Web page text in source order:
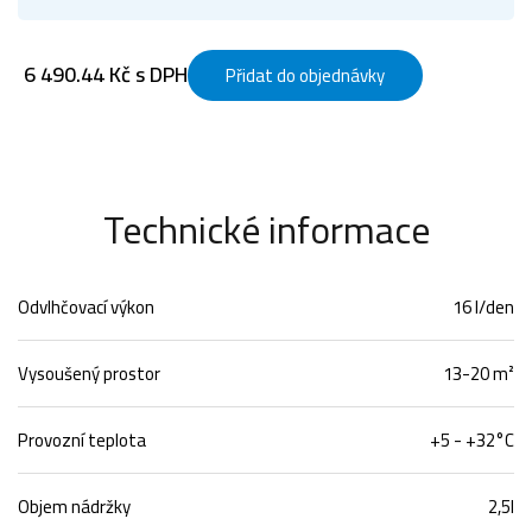
6 490.44 Kč s DPH Přidat do objednávky
Technické informace
Odvlhčovací výkon
16 l/den
Vysoušený prostor
13-20 m²
Provozní teplota
+5 - +32°C
Objem nádržky
2,5l